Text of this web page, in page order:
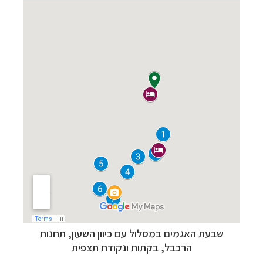
שבעת האגמים במסלול עם כיוון השעון, תחנות
הרכבל,בקתות ונקודת תצפית